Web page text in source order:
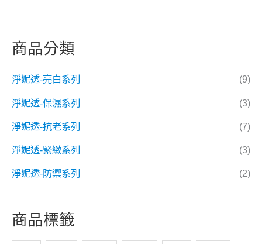
商品分類
淨妮透-亮白系列 (9)
淨妮透-保濕系列 (3)
淨妮透-抗老系列 (7)
淨妮透-緊緻系列 (3)
淨妮透-防禦系列 (2)
商品標籤